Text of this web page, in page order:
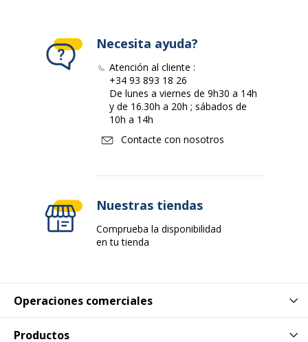
Operaciones comerciales
Productos
Necesita ayuda?
Atención al cliente :
+34 93 893 18 26
De lunes a viernes de 9h30 a 14h
y de 16.30h a 20h ; sábados de
10h a 14h
Contacte con nosotros
Nuestras tiendas
Comprueba la disponibilidad
en tu tienda